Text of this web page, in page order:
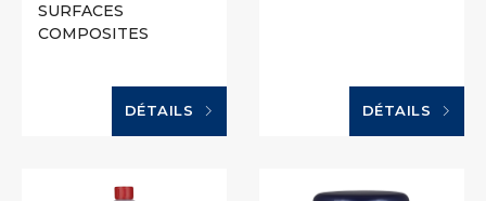
SURFACES
COMPOSITES
DÉTAILS DÉTAILS